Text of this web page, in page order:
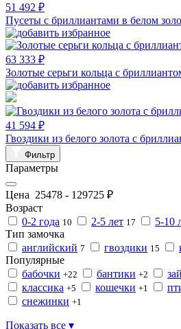
51 492 ₽
Пусеты с бриллиантами в белом
63 333 ₽
Золотые серьги кольца с
41 594 ₽
Гвоздики из белого золота с
Фильтр
Параметры
Цена 25478 - 129725 ₽
Возраст
0-2 года 10 2-5 лет 17 5-10
Тип замочка
английский 7 гвоздики 15
Популярные
бабочки +22 бантики +2
классика +5 кошечки +1
снежинки +1
Показать все ▾